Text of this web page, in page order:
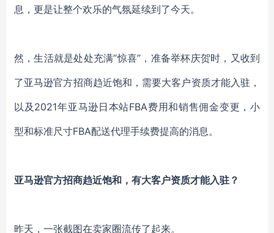
息，更是让整个欢乐的气氛延续到了今天。
然，生活就是处处充满“惊喜”，准备举杯庆贺时，又收到
了亚马逊官方招商趋近饱和，需要大客户资质才能入驻，
以及2021年亚马逊日本站FBA费用和销售佣金变更，小
型和标准尺寸FBA配送代理手续费提高的消息。
亚马逊官方招商趋近饱和， 有大客户资质才能入驻 ？
昨天，一张截图在卖家圈流传了起来。